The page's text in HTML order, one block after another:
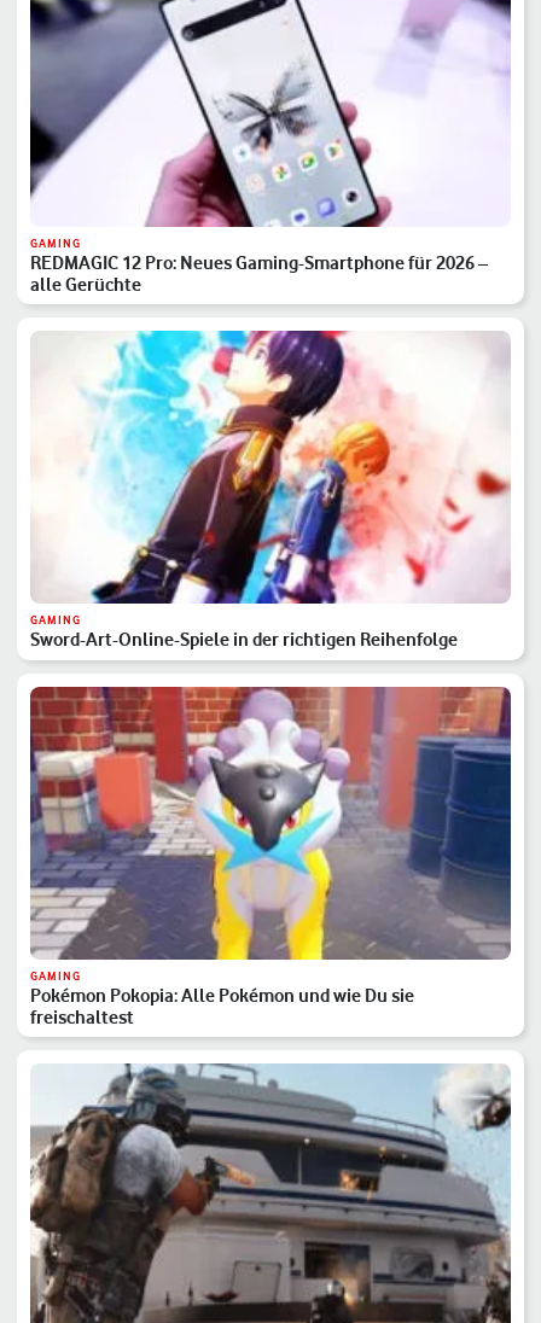
GAMING
REDMAGIC 12 Pro: Neues Gaming-Smartphone für 2026 –
alle Gerüchte
GAMING
Sword-Art-Online-Spiele in der richtigen Reihenfolge
GAMING
Pokémon Pokopia: Alle Pokémon und wie Du sie
freischaltest